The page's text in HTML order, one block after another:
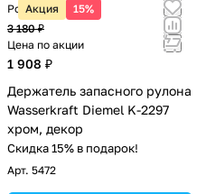
Акция 15%
Розничная цена
3 180 ₽
Цена по акции
1 908 ₽
Держатель запасного рулона
Wasserkraft Diemel K-2297
хром, декор
Скидка 15% в подарок!
Арт. 5472